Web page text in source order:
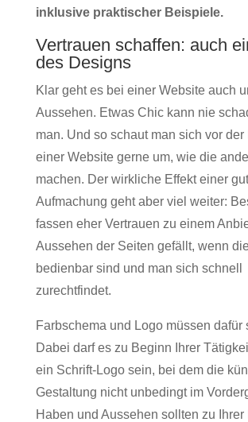
inklusive praktischer Beispiele.
Vertrauen schaffen: auch
des Designs
Klar geht es bei einer Website auch
Aussehen. Etwas Chic kann nie
man. Und so schaut man sich vor der
einer Website gerne um, wie die
machen. Der wirkliche Effekt einer
Aufmachung geht aber viel weiter:
fassen eher Vertrauen zu einem
Aussehen der Seiten gefällt, wenn
bedienbar sind und man sich schnell
zurechtfindet.
Farbschema und Logo müssen dafür
Dabei darf es zu Beginn Ihrer
ein Schrift-Logo sein, bei dem die
Gestaltung nicht unbedingt im
Haben und Aussehen sollten zu Ihrer